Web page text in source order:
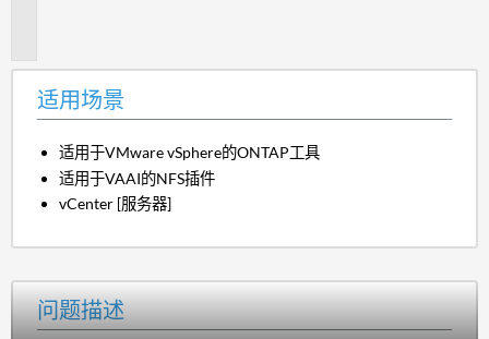
适用场景
适用于VMware vSphere的ONTAP工具
适用于VAAI的NFS插件
vCenter [服务器]
问题描述